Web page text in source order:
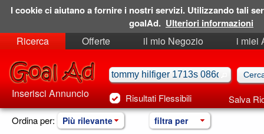
Ricerca Offerte il mio Negozio
i miei
Risultati Flessibili Salva
Inserisci Annuncio
Ordina per: Più rilevante filtra per
I cookie ci aiutano a fornire i nostri servizi. Utilizzando tali
goalAd. Ulteriori informazioni